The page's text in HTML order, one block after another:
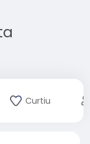
Curtiu